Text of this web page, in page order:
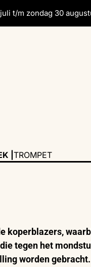
t/m zondag 30
|TROMPET
koperblazers,
tegen het
worden